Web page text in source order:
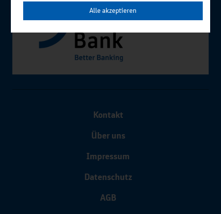
Kontakt
Über uns
Impressum
Datenschutz
AGB
Alle akzeptieren